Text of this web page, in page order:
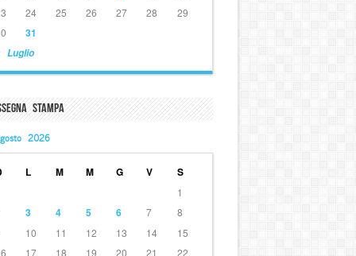
Luglio
24 25 26 27 28
29
31
Stampa
2026
L M M G V S
1
3 4 5 6 7
8
10 11 12 13 14
15
17 18 19 20 21 22